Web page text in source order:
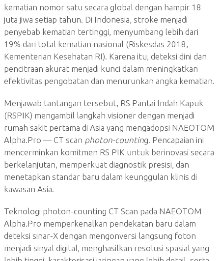
kematian nomor satu secara global dengan hampir 18
juta jiwa setiap tahun. Di Indonesia, stroke menjadi
penyebab kematian tertinggi, menyumbang lebih dari
19% dari total kematian nasional (Riskesdas 2018,
Kementerian Kesehatan RI). Karena itu, deteksi dini dan
pencitraan akurat menjadi kunci dalam meningkatkan
efektivitas pengobatan dan menurunkan angka kematian.
Menjawab tantangan tersebut, RS Pantai Indah Kapuk
(RSPIK) mengambil langkah visioner dengan menjadi
rumah sakit pertama di Asia yang mengadopsi NAEOTOM
Alpha.Pro — CT scan photon-counting. Pencapaian ini
mencerminkan komitmen RS PIK untuk berinovasi secara
berkelanjutan, memperkuat diagnostik presisi, dan
menetapkan standar baru dalam keunggulan klinis di
kawasan Asia.
Teknologi photon-counting CT Scan pada NAEOTOM
Alpha.Pro memperkenalkan pendekatan baru dalam
deteksi sinar-X dengan mengonversi langsung foton
menjadi sinyal digital, menghasilkan resolusi spasial yang